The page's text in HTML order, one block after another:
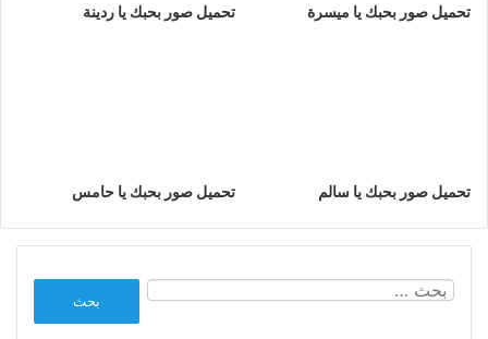
تحميل صور بحبك يا ميسرة تحميل صور بحبك يا ردينة
تحميل صور بحبك يا سالم تحميل صور بحبك يا حامس